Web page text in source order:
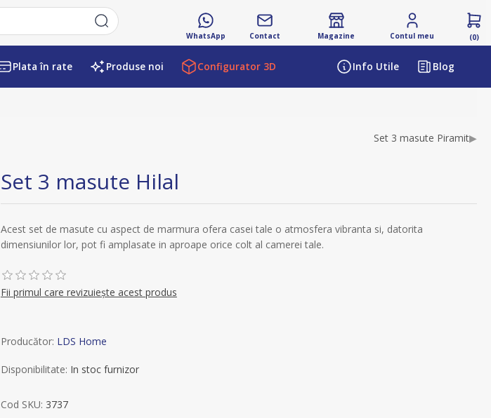
WhatsApp Contact Magazine Contul meu (0)
Plata în rate Produse noi Configurator 3D Info Utile Blog
Set 3 masute Piramit▶
Set 3 masute Hilal
Acest set de masute cu aspect de marmura ofera casei tale o atmosfera vibranta si, datorita
dimensiunilor lor, pot fi amplasate in aproape orice colt al camerei tale.
Fii primul care revizuiește acest produs
Producător: LDS Home
Disponibilitate: In stoc furnizor
Cod SKU: 3737
Numele atributului Valoarea atributului